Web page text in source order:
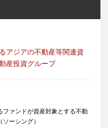
アジアの不動産等関連資
産投資グループ
ファンドが資産対象とする不動
ーシング）